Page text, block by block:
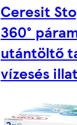
Ceresit
360°
utántöltő
vízesés